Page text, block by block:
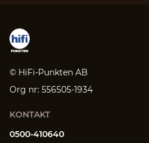
© HiFi-Punkten AB
Org nr: 556505-1934
KONTAKT
0500-410640